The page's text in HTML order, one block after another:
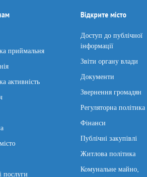
приймальня
активність
послуги
Відкрите місто
Доступ до публічної
інформації
Звіти органу влади
Документи
Звернення громадян
Регуляторна політика
Фінанси
Публічні закупівлі
Житлова політика
Комунальне майно,